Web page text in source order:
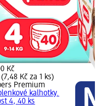
Kč
Kč za 1 ks)
Premium
kalhotky.
4, 40 ks